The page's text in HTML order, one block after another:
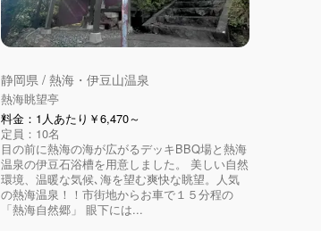
静岡県 / 熱海・伊豆山温泉
熱海眺望亭
料金：1人あたり￥6,470～
定員：10名
目の前に熱海の海が広がるデッキBBQ場と熱海
温泉の伊豆石浴槽を用意しました。 美しい自然
環境、温暖な気候､海を望む爽快な眺望。人気
の熱海温泉！！市街地からお車で１５分程の
「熱海自然郷」 眼下には...